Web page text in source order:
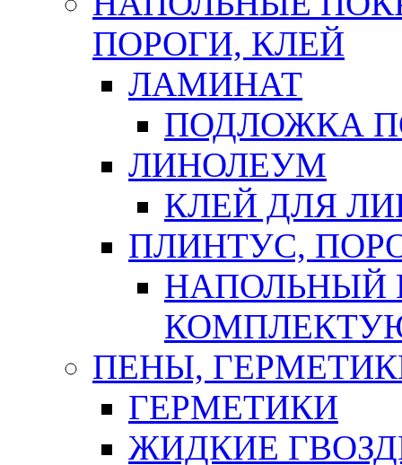
ПОРОГИ, КЛЕЙ
ЛАМИНАТ
ПОДЛОЖКА
ЛИНОЛЕУМ
КЛЕЙ ДЛЯ
ПЛИНТУС,
НАПОЛЬНЫЙ
ПЕНЫ,
ГЕРМЕТИКИ
ЖИДКИЕ